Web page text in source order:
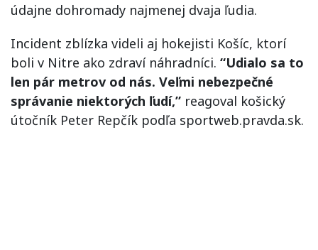
údajne dohromady najmenej dvaja ľudia.
Incident zblízka videli aj hokejisti Košíc, ktorí
boli v Nitre ako zdraví náhradníci. “Udialo sa to
len pár metrov od nás. Veľmi nebezpečné
správanie niektorých ľudí,” reagoval košický
útočník Peter Repčík podľa sportweb.pravda.sk.